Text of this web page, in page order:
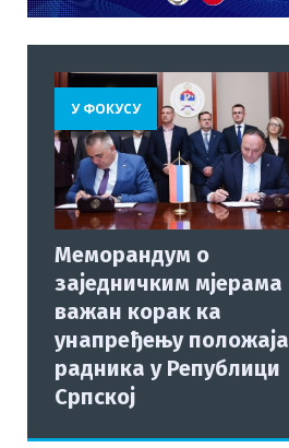
У ФОКУСУ
Меморандум о
заједничким мјерама
важан корак ка
унапређењу положаја
радника у Републици
Српској